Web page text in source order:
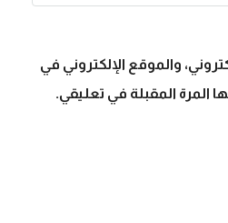
والموقع الإلكتروني في
المرة المقبلة في تعليقي.